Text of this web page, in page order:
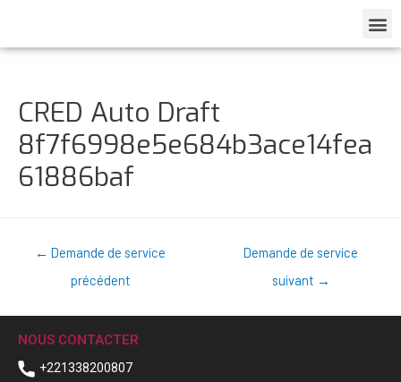
CRED Auto Draft
8f7f6998e5e684b3ace14fea
61886baf
← Demande de service
précédent
Demande de service
suivant →
NOUS CONTACTER
+221338200807